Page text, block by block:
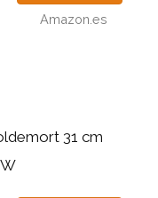
Amazon.es
31 cm